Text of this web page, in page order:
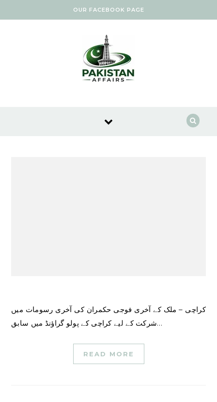
OUR FACEBOOK PAGE
کراچی – ملک کے آخری فوجی حکمران کی آخری رسومات میں
شرکت کے لیے کراچی کے پولو گراؤنڈ میں سابق…
READ MORE